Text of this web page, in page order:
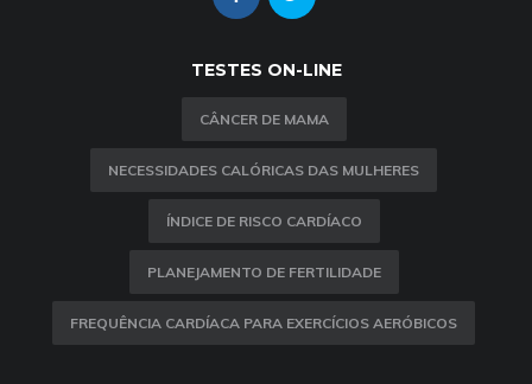
TESTES ON-LINE
CÂNCER DE MAMA
NECESSIDADES CALÓRICAS DAS MULHERES
ÍNDICE DE RISCO CARDÍACO
PLANEJAMENTO DE FERTILIDADE
FREQUÊNCIA CARDÍACA PARA EXERCÍCIOS AERÓBICOS